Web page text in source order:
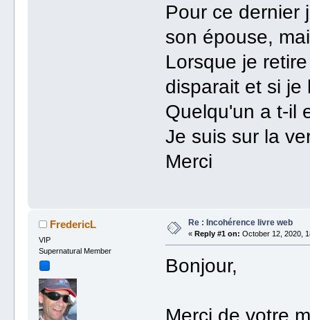
Pour ce dernier
son épouse,
Lorsque je
disparait et si je
Quelqu'un a t-il
Je suis sur la
Merci
FredericL
VIP
Supernatural Member
Re : Incohérence livre web
« Reply #1 on: October 12, 2020,
Bonjour,
Merci de votre